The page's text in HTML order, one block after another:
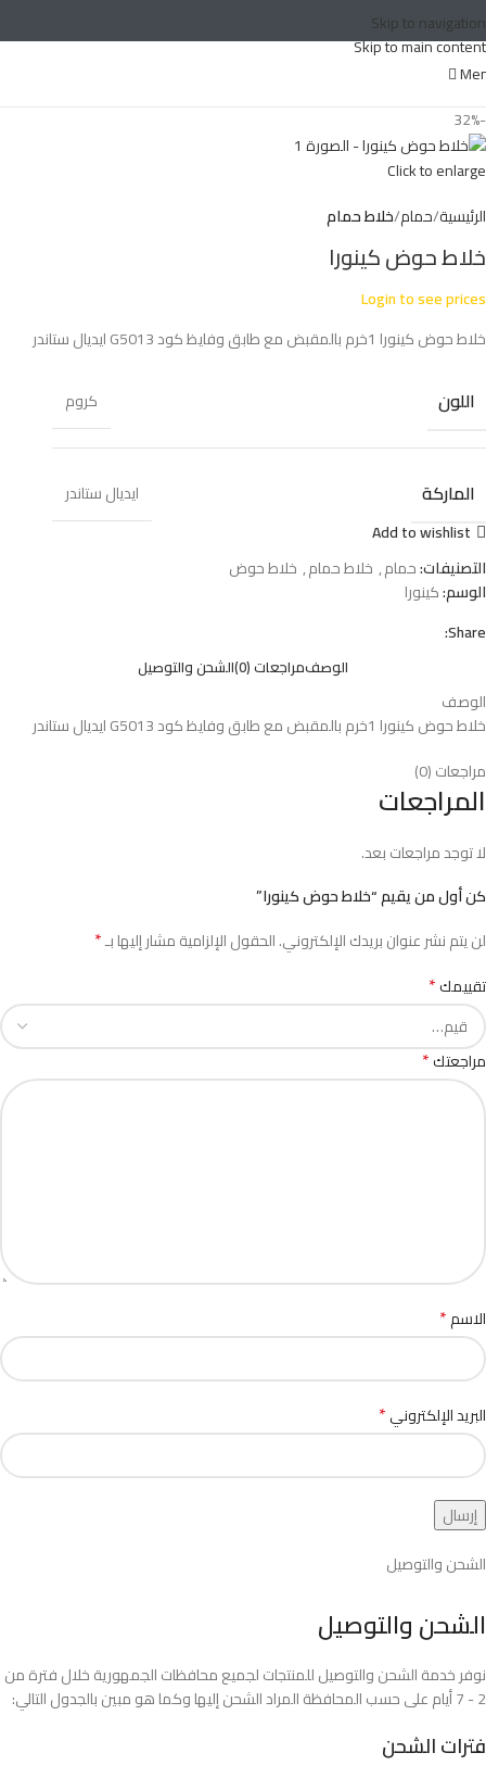
Skip to navigation
Skip to main content
-32%
Click to enlarge
الرئيسية حمام خلاط حمام
خلاط حوض كينورا
Login to see prices
خلاط حوض كينورا 1خرم بالمقبض مع طابق وفايظ كود G5013 ايديال ستاندر
اللون كروم
الماركة
ايديال ستاندر
Add to wishlist
التصنيفات:حمام, خلاط حمام, خلاط حوض
الوسم:كينورا
Share:
الوصفمراجعات (0) الشحن والتوصيل
الوصف
خلاط حوض كينورا 1خرم بالمقبض مع طابق وفايظ كود G5013 ايديال ستاندر
مراجعات (0)
المراجعات
لا توجد مراجعات بعد.
كن أول من يقيم “خلاط حوض كينورا”
لن يتم نشر عنوان بريدك الإلكتروني.الحقول الإلزامية مشار إليها بـ*
تقييمك*
مراجعتك*
الاسم*
البريد الإلكتروني*
الشحن والتوصيل
الشحن والتوصيل
نوفر خدمة الشحن والتوصيل للمنتجات لجميع محافظات الجمهورية خلال فترة من
2 - 7 أيام على حسب المحافظة المراد الشحن إليها وكما هو مبين بالجدول التالي:
فترات الشحن